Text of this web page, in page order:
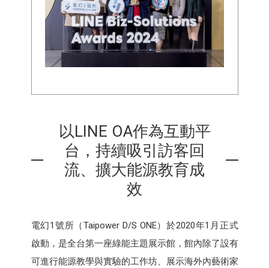
以LINE OA作為互動平
台，持續吸引訪客回
流、擴大能源教育成
效
電幻1號所（Taipower D/S ONE）於2020年1月正式
啟動，是全台第一座綠能主題展示館，館內除了設有
可進行能源教學與實驗的工作坊、展示海外內藝術家